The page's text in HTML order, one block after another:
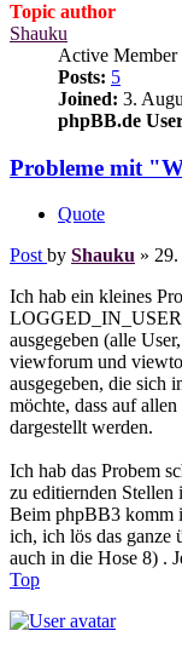
Topic author
Shauku
Active Member
Posts: 5
Joined: 3.
phpBB.de
Probleme mit
Quote
Post by Shauku » 29.
Ich hab ein kleines
ausgegeben (alle
viewforum und
ausgegeben, die sich
möchte, dass auf
dargestellt werden.
Ich hab das Probem
zu editiernden
Beim phpBB3 komm
ich, ich lös das ganze
auch in die Hose 8) .
Top